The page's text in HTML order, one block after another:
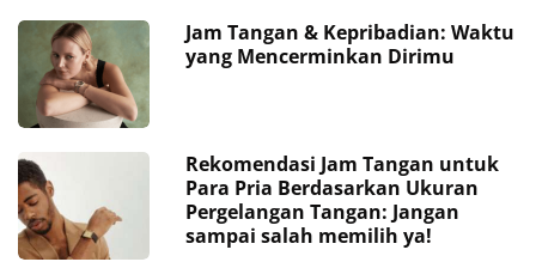
Jam Tangan & Kepribadian: Waktu
yang Mencerminkan Dirimu
Rekomendasi Jam Tangan untuk
Para Pria Berdasarkan Ukuran
Pergelangan Tangan: Jangan
sampai salah memilih ya!